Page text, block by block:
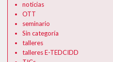
noticias
OTT
seminario
Sin categoría
talleres
talleres E-TEDCIDD